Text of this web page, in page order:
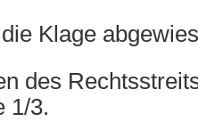
Klage
des
1/3.